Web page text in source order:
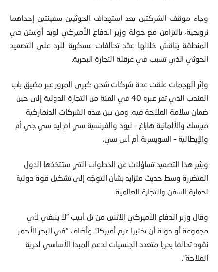
وجاء موقف الشركتين بعد استهداف الحوثيين سفينتين إحداهما
نرويجية، بالتزامن مع جولة وزير الدفاع الأميركي لويد أوستن في
المنطقة يناقش خلالها عقد تحالفات عسكرية للرد على التصعيد
الحوثي الذي تسبب في عرقلة التجارة البحرية.
وإثر الهجمات علقت عدة شركات شحن كبرى المرور عبر مضيق باب
المندب الذي تمر عبره 40 في المئة من التجارة الدولية إلى حين
ضمان سلامة الملاحة فيه. ومن بين هذه الشركات الدنماركية
ميرسك والألمانية هاباغ – ليود والفرنسية سي أم إيه سي جي أم
والإيطالية – السويسرية أم أس سي.
ويثير هذا التصعيد تساؤلات عن الخطوات التي ستتخذها الدول
المتضررة وسط حديث متزايد بشأن التوجّه إلى تشكيل قوة دولية
لحماية السفن والتجارة العالمية.
وقال وزير الدفاع الأميركي الاثنين من تل أبيب “لا ينبغي لأي
مجموعة أو دولة أن تختبرا عزم أميركا”. وأضاف “في البحر الأحمر
نقود تحالفا بحريا متعدد الجنسيات لدعم المبدأ الأساسي لحرية
الملاحة”.